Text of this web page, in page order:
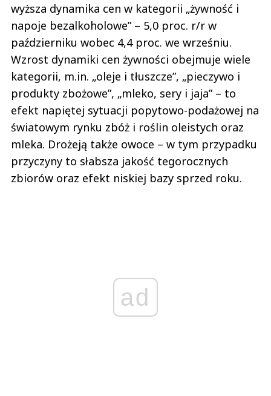
wyższa dynamika cen w kategorii „żywność i
napoje bezalkoholowe” – 5,0 proc. r/r w
październiku wobec 4,4 proc. we wrześniu.
Wzrost dynamiki cen żywności obejmuje wiele
kategorii, m.in. „oleje i tłuszcze”, „pieczywo i
produkty zbożowe”, „mleko, sery i jaja” – to
efekt napiętej sytuacji popytowo-podażowej na
światowym rynku zbóż i roślin oleistych oraz
mleka. Drożeją także owoce – w tym przypadku
przyczyny to słabsza jakość tegorocznych
zbiorów oraz efekt niskiej bazy sprzed roku.
ad